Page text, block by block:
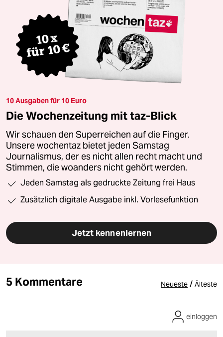
10 Ausgaben für 10 Euro
Die Wochenzeitung mit taz-Blick
Wir schauen den Superreichen auf die Finger.
Unsere wochentaz bietet jeden Samstag
Journalismus, der es nicht allen recht macht und
Stimmen, die woanders nicht gehört werden.
Jeden Samstag als gedruckte Zeitung frei Haus
Zusätzlich digitale Ausgabe inkl. Vorlesefunktion
Jetzt kennenlernen
5 Kommentare Neueste / Älteste
einloggen